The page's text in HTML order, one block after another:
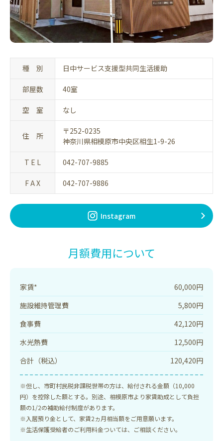
種 別 日中サービス支援型共同生活援助
部屋数 40室
空 室 なし
住 所
〒252-0235
神奈川県相模原市中央区相生1-9-26
T E L 042-707-9885
F A X 042-707-9886
Instagram
月額費用について
家賃*
60,000円
施設維持管理費
5,800円
食事費
42,120円
水光熱費
12,500円
合計（税込）
120,420円
※但し、市町村民税非課税世帯の方は、給付される金額（10,000
円）を控除した額とする。別途、相模原市より家賃助成として負担
額の1/2の補助給付制度があります。
※入居預り金として、家賃2ヵ月相当額をご用意願います。
※生活保護受給者のご利用料金ついては、ご相談ください。